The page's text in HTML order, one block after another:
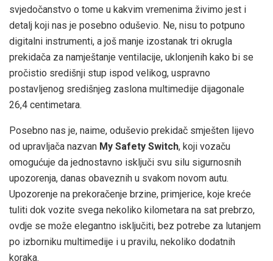
svjedočanstvo o tome u kakvim vremenima živimo jest i
detalj koji nas je posebno oduševio. Ne, nisu to potpuno
digitalni instrumenti, a još manje izostanak tri okrugla
prekidača za namještanje ventilacije, uklonjenih kako bi se
pročistio središnji stup ispod velikog, uspravno
postavljenog središnjeg zaslona multimedije dijagonale
26,4 centimetara.
Posebno nas je, naime, oduševio prekidač smješten lijevo
od upravljača nazvan My Safety Switch, koji vozaču
omogućuje da jednostavno isključi svu silu sigurnosnih
upozorenja, danas obaveznih u svakom novom autu.
Upozorenje na prekoračenje brzine, primjerice, koje kreće
tuliti dok vozite svega nekoliko kilometara na sat prebrzo,
ovdje se može elegantno isključiti, bez potrebe za lutanjem
po izborniku multimedije i u pravilu, nekoliko dodatnih
koraka.